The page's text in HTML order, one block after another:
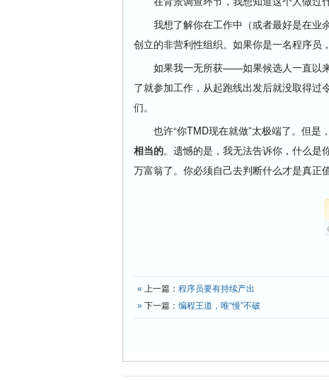
我想了解你在工作中（或者最好是在业
创立的非营利性组织。如果你是一名程序员
如果我一无所获——如果候选人一直以来
了就参加工作，从起跑线出发后就没取得
们。
也许“你TMD现在就做”太极端了。但是，
相当的。遗憾的是，我无法告诉你，什么是
万富翁了。你必须自己去判断什么才是真正
« 上一篇： 程序员要有持续产出
» 下一篇： 编程王道，唯“慢”不破